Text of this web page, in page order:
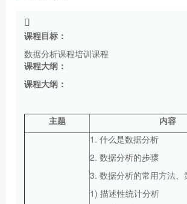
课程目标：
数据分析课程培训课程
课程大纲：
课程大纲：
主题 内容
1. 什么是数据分析
2. 数据分析的步骤
3. 数据分析的常用方法、
1) 描述性统计分析